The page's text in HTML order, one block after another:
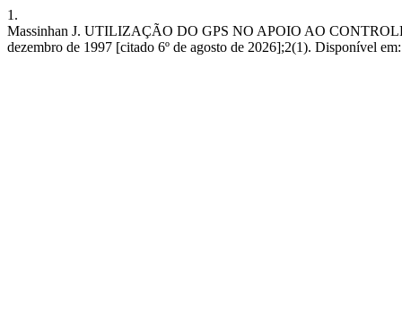
1.
Massinhan J. UTILIZAÇÃO DO GPS NO APOIO AO
dezembro de 1997 [citado 6º de agosto de 2026];2(1). Disponível